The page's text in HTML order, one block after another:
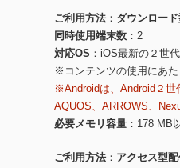
ご利用方法
ダウンロー
同時使用端末数
2
対応OS
iOS最新の２世
※コンテンツの使用にあ
※Androidは、Android２世
AQUOS、ARROWS、
必要メモリ容量
178 MB
ご利用方法
アクセス型配